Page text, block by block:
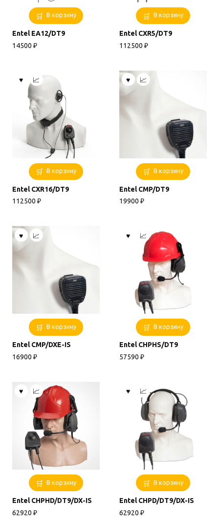
В корзину
Entel EA12/DT9
14500 ₽
В корзину
Entel CXR5/DT9
112500 ₽
В корзину
Entel CXR16/DT9
112500 ₽
В корзину
Entel CMP/DT9
19900 ₽
В корзину
Entel CMP/DXE-IS
16900 ₽
В корзину
Entel CHPHS/DT9
57590 ₽
В корзину
Entel CHPHD/DT9/DX-IS
62920 ₽
В корзину
Entel CHPD/DT9/DX-IS
62920 ₽